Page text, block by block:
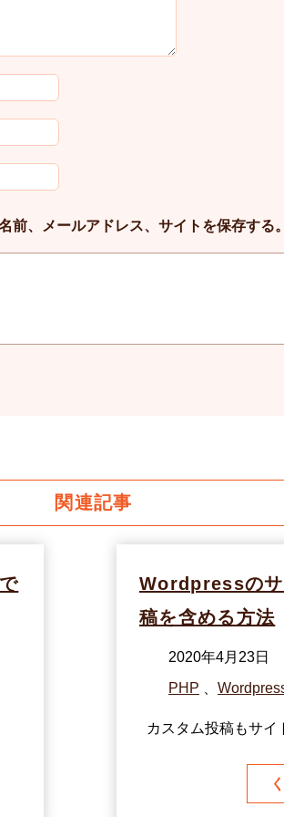
前、メールアドレス、サイトを保存する
関連記事
Wordpressのサ
稿を含める方法
2020年4月23日
PHP 、
カスタム投稿もサイ